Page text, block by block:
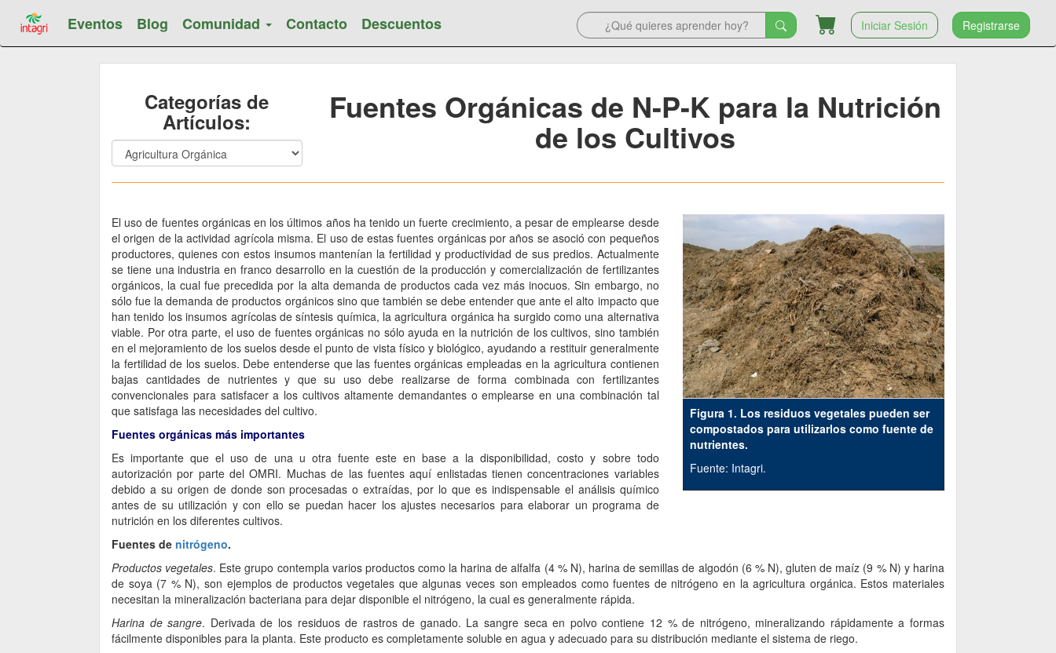
Eventos Blog Comunidad Contacto Descuentos Iniciar Sesión Registrarse
Categorías de
Artículos: Fuentes Orgánicas de N-P-K para la Nutrición
de los Cultivos
El uso de fuentes orgánicas en los últimos años ha tenido un fuerte crecimiento, a pesar de emplearse desde
el origen de la actividad agrícola misma. El uso de estas fuentes orgánicas por años se asoció con pequeños
productores, quienes con estos insumos mantenían la fertilidad y productividad de sus predios. Actualmente
se tiene una industria en franco desarrollo en la cuestión de la producción y comercialización de fertilizantes
orgánicos, la cual fue precedida por la alta demanda de productos cada vez más inocuos. Sin embargo, no
sólo fue la demanda de productos orgánicos sino que también se debe entender que ante el alto impacto que
han tenido los insumos agrícolas de síntesis química, la agricultura orgánica ha surgido como una alternativa
viable. Por otra parte, el uso de fuentes orgánicas no sólo ayuda en la nutrición de los cultivos, sino también
en el mejoramiento de los suelos desde el punto de vista físico y biológico, ayudando a restituir generalmente
la fertilidad de los suelos. Debe entenderse que las fuentes orgánicas empleadas en la agricultura contienen
bajas cantidades de nutrientes y que su uso debe realizarse de forma combinada con fertilizantes
convencionales para satisfacer a los cultivos altamente demandantes o emplearse en una combinación tal
que satisfaga las necesidades del cultivo.
Fuentes orgánicas más importantes
Es importante que el uso de una u otra fuente este en base a la disponibilidad, costo y sobre todo
autorización por parte del OMRI. Muchas de las fuentes aquí enlistadas tienen concentraciones variables
debido a su origen de donde son procesadas o extraídas, por lo que es indispensable el análisis químico
antes de su utilización y con ello se puedan hacer los ajustes necesarios para elaborar un programa de
nutrición en los diferentes cultivos.
Figura 1. Los residuos vegetales pueden ser
compostados para utilizarlos como fuente de
nutrientes.
Fuente: Intagri.
Fuentes de nitrógeno.
Productos vegetales. Este grupo contempla varios productos como la harina de alfalfa (4 % N), harina de semillas de algodón (6 % N), gluten de maíz (9 % N) y harina
de soya (7 % N), son ejemplos de productos vegetales que algunas veces son empleados como fuentes de nitrógeno en la agricultura orgánica. Estos materiales
necesitan la mineralización bacteriana para dejar disponible el nitrógeno, la cual es generalmente rápida.
Harina de sangre. Derivada de los residuos de rastros de ganado. La sangre seca en polvo contiene 12 % de nitrógeno, mineralizando rápidamente a formas
fácilmente disponibles para la planta. Este producto es completamente soluble en agua y adecuado para su distribución mediante el sistema de riego.